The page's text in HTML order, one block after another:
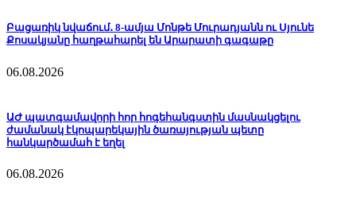
Բացառիկ նվաճում․ 8-ամյա Մոնթե Մուրադյանն ու Սյունե
Քոսակյանը հաղթահարել են Արարատի գագաթը
06.08.2026
ԱԺ պատգամավորի հոր հոգեհանգստին մասնակցելու
ժամանակ էկոպարեկային ծառայության պետը
հանկարծամահ է եղել
06.08.2026